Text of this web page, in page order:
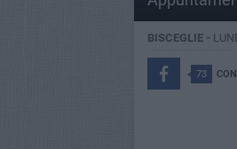
BISCEGLIE -
73